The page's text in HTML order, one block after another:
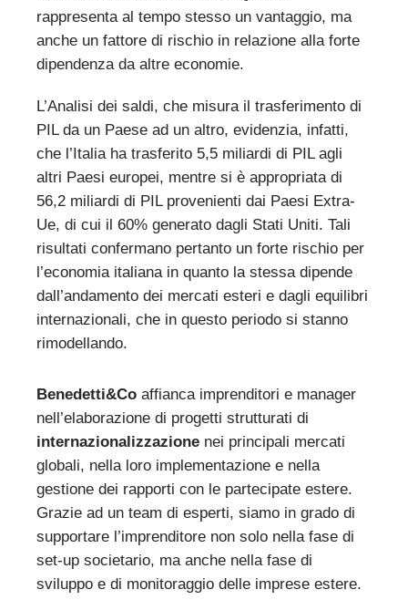
rappresenta al tempo stesso un vantaggio, ma
anche un fattore di rischio in relazione alla forte
dipendenza da altre economie.
L’Analisi dei saldi, che misura il trasferimento di
PIL da un Paese ad un altro, evidenzia, infatti,
che l’Italia ha trasferito 5,5 miliardi di PIL agli
altri Paesi europei, mentre si è appropriata di
56,2 miliardi di PIL provenienti dai Paesi Extra-
Ue, di cui il 60% generato dagli Stati Uniti. Tali
risultati confermano pertanto un forte rischio per
l’economia italiana in quanto la stessa dipende
dall’andamento dei mercati esteri e dagli equilibri
internazionali, che in questo periodo si stanno
rimodellando.
Benedetti&Co affianca imprenditori e manager
nell’elaborazione di progetti strutturati di
internazionalizzazionenei principali mercati
globali, nella loro implementazione e nella
gestione dei rapporti con le partecipate estere.
Grazie ad un team di esperti, siamo in grado di
supportare l’imprenditore non solo nella fase di
set-up societario, ma anche nella fase di
sviluppo e di monitoraggio delle imprese estere.